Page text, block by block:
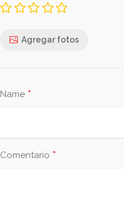
Agregar fotos
Name *
Comentario *